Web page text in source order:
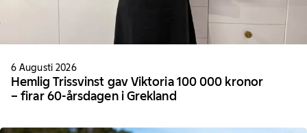
6 Augusti 2026
Hemlig Trissvinst gav Viktoria 100 000 kronor
– firar 60-årsdagen i Grekland